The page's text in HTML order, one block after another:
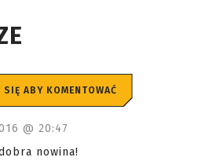
SIĘ ABY KOMENTOWAĆ
@ 20:47
nowina!